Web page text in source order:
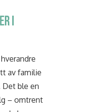
I
av familie
Det ble en
– omtrent